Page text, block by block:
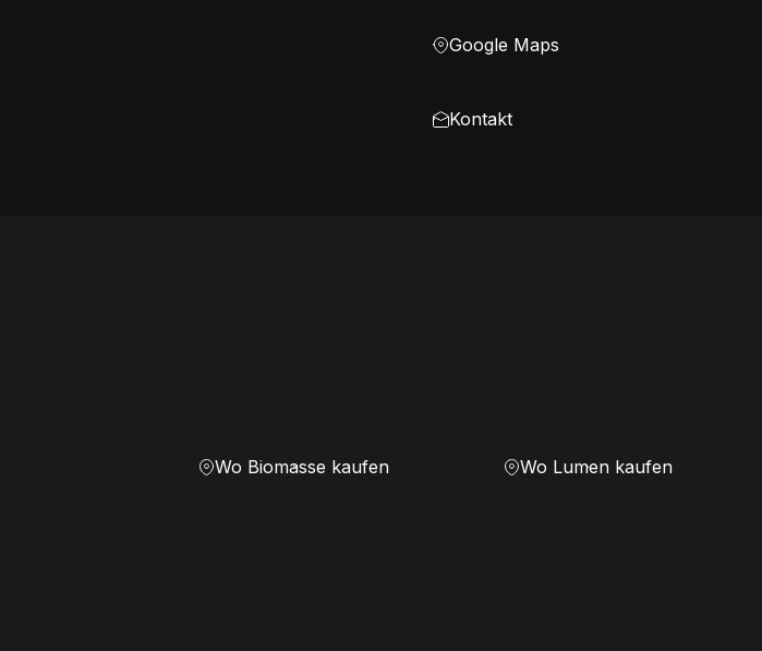
Google Maps
Kontakt
Wo Biomasse kaufen Wo Lumen kaufen